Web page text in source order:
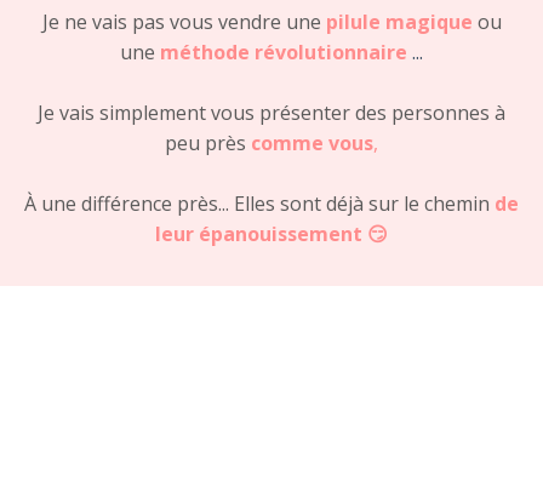
Je ne vais pas vous vendre une pilule magique ou
une méthode révolutionnaire ...
Je vais simplement vous présenter des personnes à
peu près comme vous,
À une différence près... Elles sont déjà sur le chemin de
leur épanouissement 😏